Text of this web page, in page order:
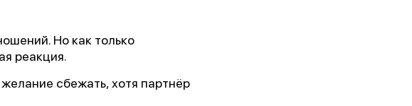
и НМИЦ им.
(2025г.)
Но как только
реакция.
сбежать, хотя партнёр